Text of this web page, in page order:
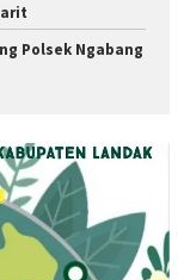
Polsek Ngabang